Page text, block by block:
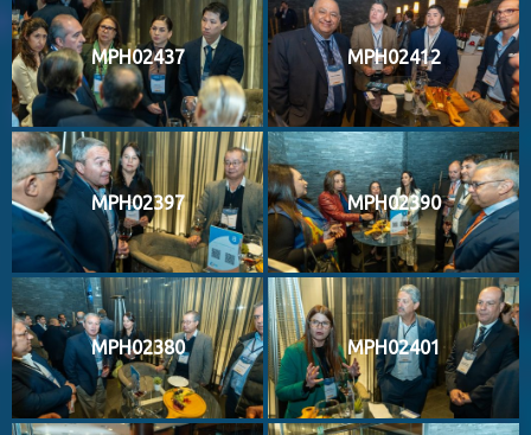
MPH02437 MPH02412
MPH02397 MPH02390
MPH02380 MPH02401